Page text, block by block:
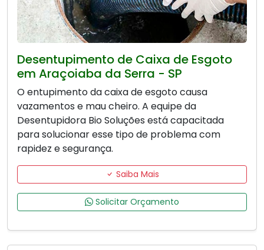
Desentupimento de Caixa de Esgoto
em Araçoiaba da Serra - SP
O entupimento da caixa de esgoto causa
vazamentos e mau cheiro. A equipe da
Desentupidora Bio Soluções está capacitada
para solucionar esse tipo de problema com
rapidez e segurança.
Saiba Mais
Solicitar Orçamento